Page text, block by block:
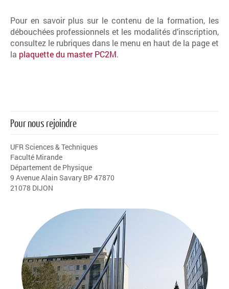
Pour en savoir plus sur le contenu de la formation, les
débouchées professionnels et les modalités d’inscription,
consultez le rubriques dans le menu en haut de la page et
la plaquette du master PC2M.
Pour nous rejoindre
UFR Sciences & Techniques
Faculté Mirande
Département de Physique
9 Avenue Alain Savary BP 47870
21078 DIJON